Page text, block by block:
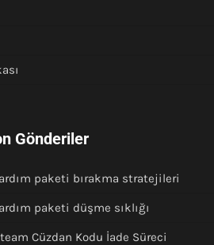
Gönderiler
paketi bırakma stratejileri
paketi düşme sıklığı
Cüzdan Kodu İade Süreci